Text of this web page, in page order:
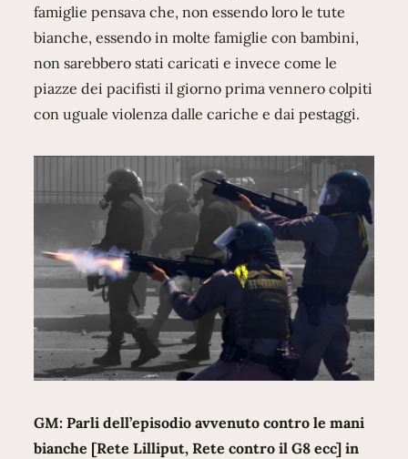
famiglie pensava che, non essendo loro le tute
bianche, essendo in molte famiglie con bambini,
non sarebbero stati caricati e invece come le
piazze dei pacifisti il giorno prima vennero colpiti
con uguale violenza dalle cariche e dai pestaggi.
GM: Parli dell’episodio avvenuto contro le mani
bianche [Rete Lilliput, Rete contro il G8 ecc] in